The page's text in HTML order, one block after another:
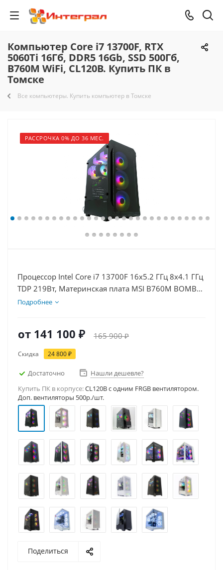
Компьютер Core i7 13700F, RTX
5060Ti 16Гб, DDR5 16Gb, SSD 500Гб,
B760M WiFi, CL120B. Купить ПК в
Томске
Все компьютеры. Купить компьютер в Томске
РАССРОЧКА 0% ДО 36 МЕС.
Процессор Intel Core i7 13700F 16x5.2 ГГц 8x4.1 ГГц
TDP 219Вт, Материнская плата MSI B760M BOMBER
WIFI D5, Видеокарта RTX 5060Ti 16Гб, Память
Подробнее
от 141 100 ₽ 165 900 ₽
Скидка 24 800 ₽
Достаточно
Нашли дешевле?
Купить ПК в корпусе:CL120B c одним FRGB вентилятором.
Доп. вентиляторы 500р./шт.
Поделиться